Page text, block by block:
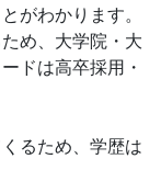
がわかります。
め、大学院・大
ドは高卒採用・
るため、学歴は